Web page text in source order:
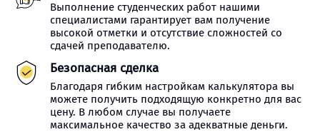
Выполнение студенческих работ нашими
специалистами гарантирует вам получение
высокой отметки и отсутствие сложностей со
сдачей преподавателю.
Безопасная сделка
Благодаря гибким настройкам калькулятора вы
можете получить подходящую конкретно для вас
цену. В любом случае вы получаете
максимальное качество за адекватные деньги.